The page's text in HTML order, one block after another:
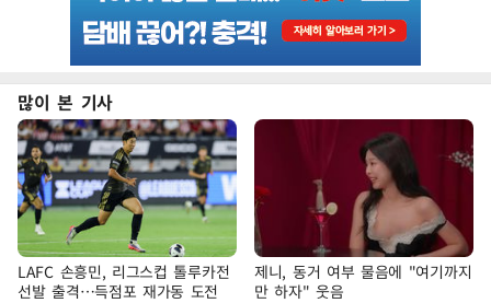
많이 본 기사
LAFC 손흥민, 리그스컵 톨루카전
선발 출격…득점포 재가동 도전
제니, 동거 여부 물음에 "여기까지
만 하자" 웃음